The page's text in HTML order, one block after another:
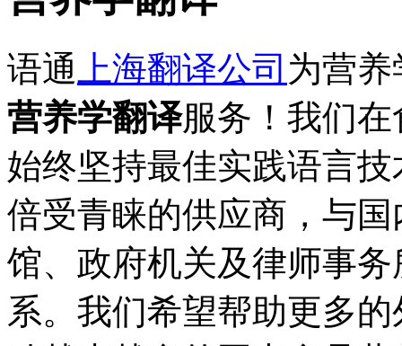
语通 上海翻译公司 为营
营养学翻译服务！我们
始终坚持最佳实践语言
倍受青睐的供应商，与
馆、政府机关及律师事
系。我们希望帮助更多